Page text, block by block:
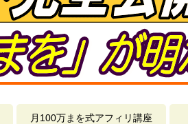
月100万まを式アフィリ講座